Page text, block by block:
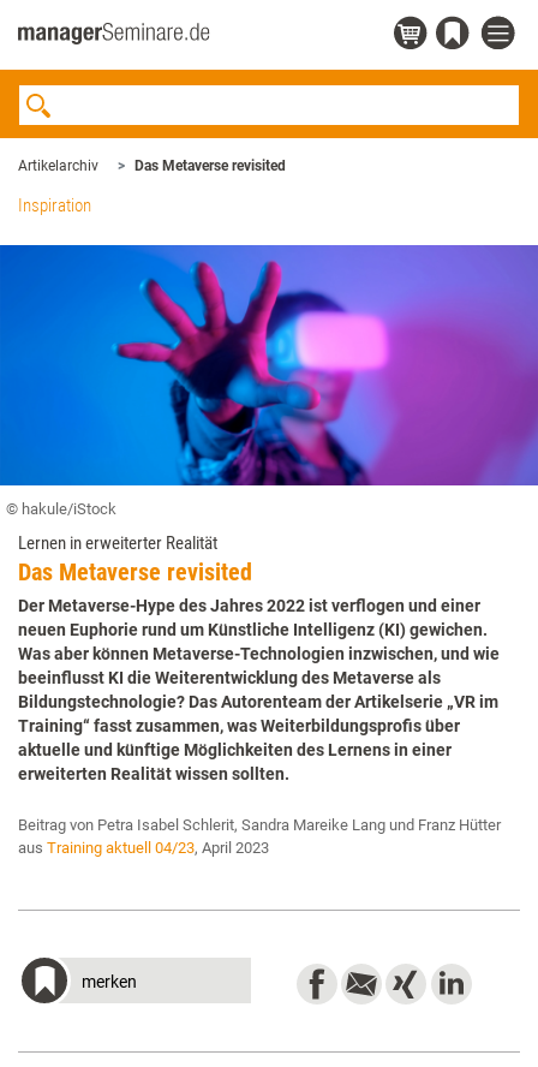
Artikelarchiv Das Metaverse revisited
Inspiration
© hakule/iStock
Lernen in erweiterter Realität
Das Metaverse revisited
Der Metaverse-Hype des Jahres 2022 ist verflogen und einer
neuen Euphorie rund um Künstliche Intelligenz (KI) gewichen.
Was aber können Metaverse-Technologien inzwischen, und wie
beeinflusst KI die Weiterentwicklung des Metaverse als
Bildungstechnologie? Das Autorenteam der Artikelserie „VR im
Training“ fasst zusammen, was Weiterbildungsprofis über
aktuelle und künftige Möglichkeiten des Lernens in einer
erweiterten Realität wissen sollten.
Beitrag von Petra Isabel Schlerit, Sandra Mareike Lang und Franz Hütter
aus Training aktuell 04/23, April 2023
merken